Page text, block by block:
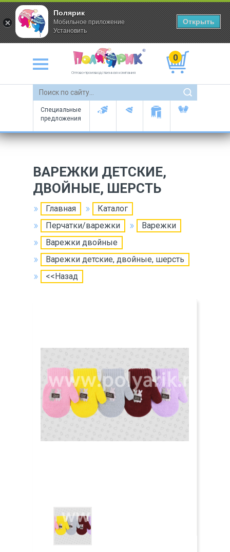
Оптово-производственная компания
0
Специальные
предложения
ВАРЕЖКИ ДЕТСКИЕ,
ДВОЙНЫЕ, ШЕРСТЬ
Главная
Каталог
Перчатки/варежки
Варежки
Варежки двойные
Варежки детские, двойные, шерсть
<<Назад
Полярик
Мобильное приложение
Установить
Открыть